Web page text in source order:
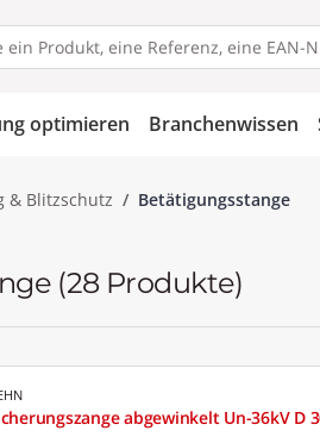
optimieren Branchenwissen
& Blitzschutz Betätigungsstange
(28 Produkte)
abgewinkelt Un-36kV D